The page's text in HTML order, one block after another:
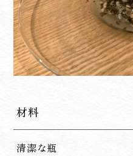
材料
清潔な瓶